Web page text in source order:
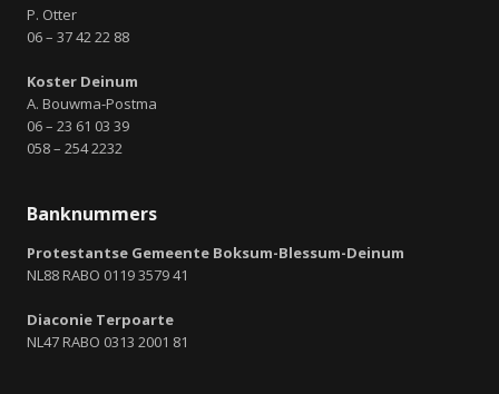
P. Otter
06 – 37 42 22 88
Koster Deinum
A. Bouwma-Postma
06 – 23 61 03 39
058 – 254 2232
Banknummers
Protestantse Gemeente Boksum-Blessum-Deinum
NL88 RABO 0119 3579 41
Diaconie Terpoarte
NL47 RABO 0313 2001 81